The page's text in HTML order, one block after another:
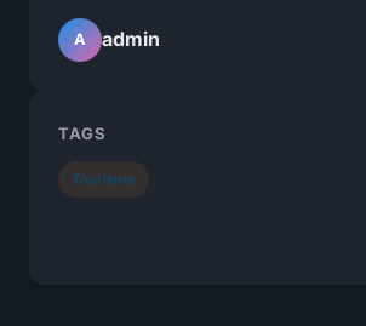
A admin
TAGS
Tourisme